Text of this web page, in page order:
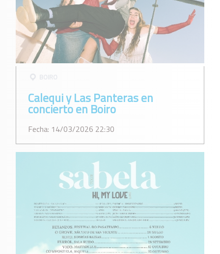
Calequi y Las Panteras en
concierto en Boiro
Fecha: 14/03/2026 22:30